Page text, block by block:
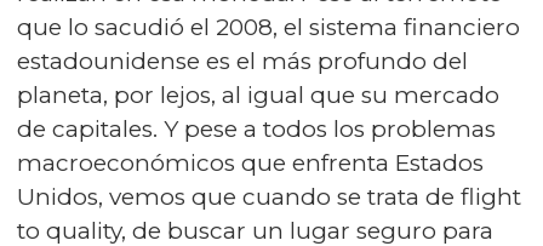
que lo sacudió el 2008, el sistema financiero
estadounidense es el más profundo del
planeta, por lejos, al igual que su mercado
de capitales. Y pese a todos los problemas
macroeconómicos que enfrenta Estados
Unidos, vemos que cuando se trata de flight
to quality, de buscar un lugar seguro para